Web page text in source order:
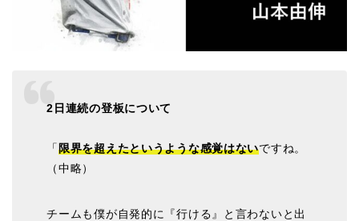
2日連続の登板について
「限界を超えたというような感覚はないですね。
（中略）
チームも僕が自発的に『行ける』と言わないと出